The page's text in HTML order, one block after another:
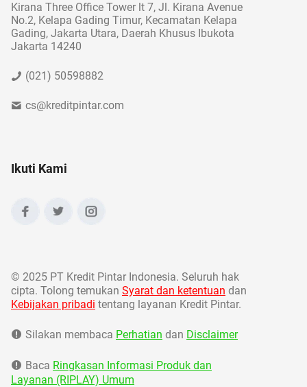
Kirana Three Office Tower lt 7, Jl. Kirana Avenue
No.2, Kelapa Gading Timur, Kecamatan Kelapa
Gading, Jakarta Utara, Daerah Khusus Ibukota
Jakarta 14240
(021) 50598882
cs@kreditpintar.com
Ikuti Kami
© 2025 PT Kredit Pintar Indonesia. Seluruh hak
cipta. Tolong temukan Syarat dan ketentuan dan
Kebijakan pribadi tentang layanan Kredit Pintar.
Silakan membaca Perhatian dan Disclaimer
Baca Ringkasan Informasi Produk dan
Layanan (RIPLAY) Umum